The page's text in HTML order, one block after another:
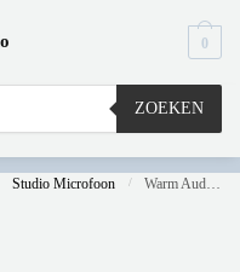
ZOEKEN
0
Studio Microfoon / Warm Audio WA-67 buizen condensator microfoon